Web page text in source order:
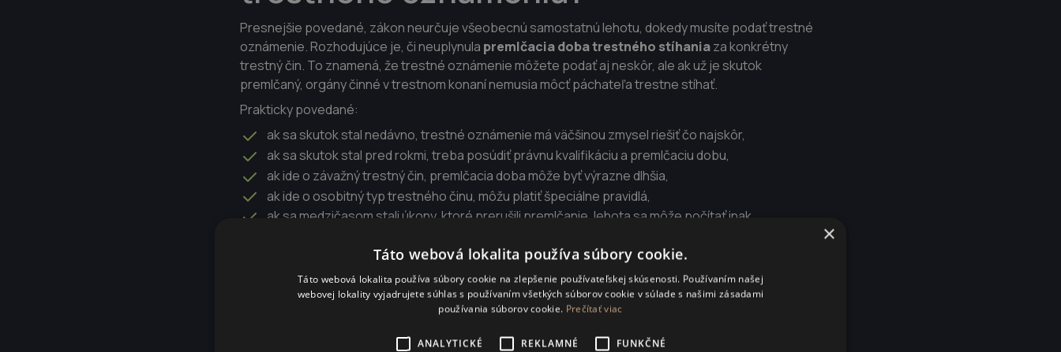
Presnejšie povedané, zákon neurčuje všeobecnú samostatnú lehotu, dokedy musíte podať trestné
oznámenie. Rozhodujúce je, či neuplynula premlčacia doba trestného stíhaniaza konkrétny
trestný čin. To znamená, že trestné oznámenie môžete podať aj neskôr, ale ak už je skutok
premlčaný, orgány činné v trestnom konaní nemusia môcť páchateľa trestne stíhať.
Prakticky povedané:
ak sa skutok stal nedávno, trestné oznámenie má väčšinou zmysel riešiť čo najskôr,
ak sa skutok stal pred rokmi, treba posúdiť právnu kvalifikáciu a premlčaciu dobu,
ak ide o závažný trestný čin, premlčacia doba môže byť výrazne dlhšia,
ak ide o osobitný typ trestného činu, môžu platiť špeciálne pravidlá,
ak sa medzičasom stali úkony, ktoré prerušili premlčanie, lehota sa môže počítať inak.
Prečo nestačí vedieť iba dátum
×
Táto webová lokalita používa súbory cookie.
Táto webová lokalita používa súbory cookie na zlepšenie používateľskej skúsenosti. Používaním našej
webovej lokality vyjadrujete súhlas s používaním všetkých súborov cookie v súlade s našimi zásadami
používania súborov cookie. Prečítať viac
ANALYTICKÉ REKLAMNÉ FUNKČNÉ